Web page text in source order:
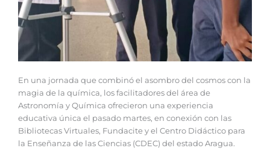
En una jornada que combinó el asombro del cosmos con la
magia de la química, los facilitadores del área de
Astronomía y Química ofrecieron una experiencia
educativa única el pasado martes, en conexión con las
Bibliotecas Virtuales, Fundacite y el Centro Didáctico para
la Enseñanza de las Ciencias (CDEC) del estado Aragua.